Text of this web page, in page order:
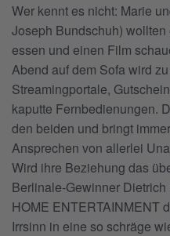
Wer kennt es nicht: Marie
Joseph Bundschuh)
essen und einen Film
Abend auf dem Sofa wird
Streamingportale,
kaputte Fernbedienungen.
den beiden und bringt
Ansprechen von allerlei
Wird ihre Beziehung das
Berlinale-Gewinner
HOME ENTERTAINMENT
Irrsinn in eine so schräge